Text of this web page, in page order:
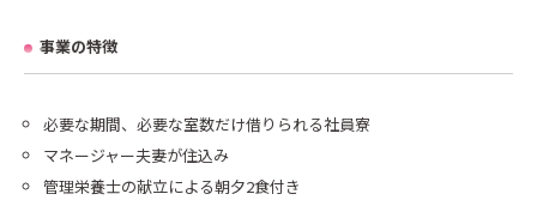
事業の特徴
必要な期間、必要な室数だけ借りられる社員寮
マネージャー夫妻が住込み
管理栄養士の献立による朝夕2食付き